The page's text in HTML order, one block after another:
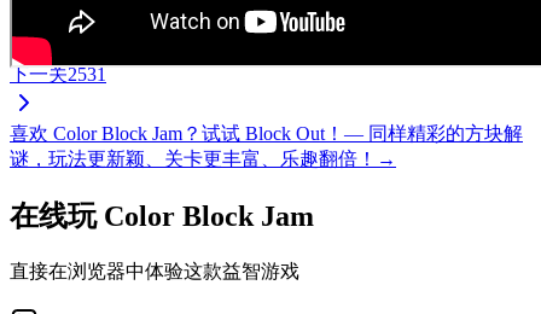
下一关2531
喜欢 Color Block Jam？试试 Block Out！— 同样精彩的方块解
谜，玩法更新颖、关卡更丰富、乐趣翻倍！→
在线玩 Color Block Jam
直接在浏览器中体验这款益智游戏